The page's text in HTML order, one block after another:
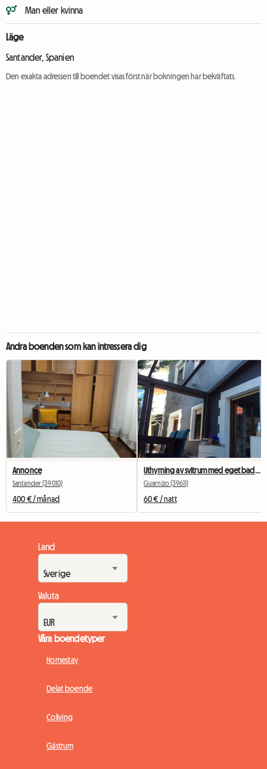
Man eller kvinna
Läge
Santander, Spanien
Den exakta adressen till boendet visas först när bokningen har bekräftats.
Andra boenden som kan intressera dig
Annonce
Santander (39010)
400 € / månad
Guarnizo (39611)
60 € / natt
Land
Valuta
Våra boendetyper
Homestay
Delat boende
Coliving
Gästrum